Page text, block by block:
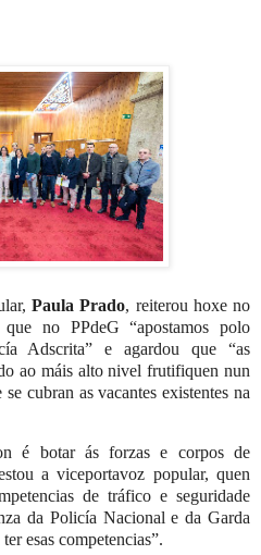
Paula Prado, reiterou hoxe no
no PPdeG “apostamos polo
Adscrita” e agardou que “as
ao máis alto nivel frutifiquen nun
cubran as vacantes existentes na
é botar ás forzas e corpos de
a viceportavoz popular, quen
de tráfico e seguridade
da Policía Nacional e da Garda
esas competencias”.